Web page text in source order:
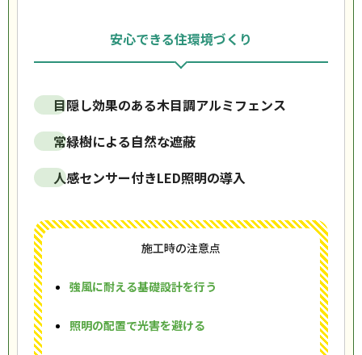
安心できる住環境づくり
目隠し効果のある木目調アルミフェンス
常緑樹による自然な遮蔽
人感センサー付きLED照明の導入
施工時の注意点
強風に耐える基礎設計を行う
照明の配置で光害を避ける